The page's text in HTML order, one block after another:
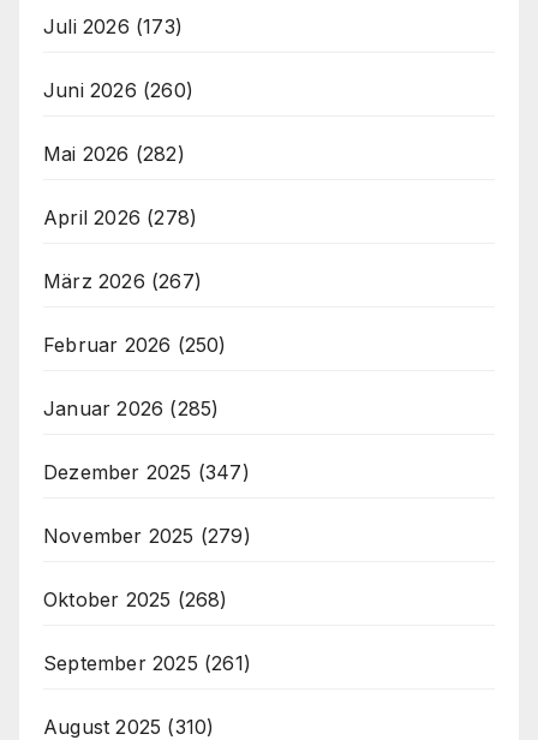
Juli 2026 (173)
Juni 2026 (260)
Mai 2026 (282)
April 2026 (278)
März 2026 (267)
Februar 2026 (250)
Januar 2026 (285)
Dezember 2025 (347)
November 2025 (279)
Oktober 2025 (268)
September 2025 (261)
August 2025 (310)